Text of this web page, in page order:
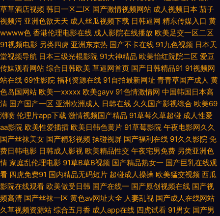
爽 人人操人人摸超碰 国产福利不卡 九一黑丝精品 亚洲乱乱少妇后入 伊人久
久免费 91亚洲精华 91免费网观看 香蕉视频污黄色 少妇久久5151 丝袜足交影
院 日韩淫色网 男人国产精品自拍 九一传媒在线看 国产TS 日本日逼 日本欧
洲不卡 欧美人妖 午夜性国产 91免费视频黑丝 导航福利大全 大香蕉精品伊人
91爱爱网站 日韩av首页 国产福利不卡 午夜传媒福利 AVTT色图 99热这里是
精品 白丝足交自慰 豆花官网免费入口 亚洲一区97色 AV男人 岛国福利导航
国产瑟瑟在线 日韩无码三级 午夜少妇码 微拍福利11 成人A网 黄网址在线看
日韩色图网 婷婷网天堂网 三级AV免费 少妇人妻超碰在线 偷拍色图亚洲 白丝
精品被操 肏屄一区二区三 91视频快捷 51露脸熟女 无码人妻五五 91激情双飞
草草酒店视频 韩日一区二区 国产激情视频网站 成人视频日本 茄子
视频污 亚洲色欲天天 成人丝瓜视频下载 日韩逼网 精东传媒入口 黄
wwww色 香港伦理电影在线 成人影院在线播放 欧美足交一区二区
91视频电影 另类四虎 亚洲东京热 国产不卡在线 91九色视频 日本天
堂视频导航 日本三级光棍影院 91大神精品 欧美怡红院院二区 爱豆
传媒观看网站 综合日韩欧美 草逼网首页 国产日韩精品91 91视频网
站在线 69性影院 福利资源在线 91自拍最新网址 青青草国产成人 黄
色岛国网站 欧美一xxxxx 欧美gayv 91色情激情网 中国韩国日本高
清 国产国产一区 亚洲欧洲成人 日韩在线 久久国产影视综合 欧美69
潮喷 伦理片app下载 激情视频国产精品 91草莓久草超碰 成人性爱
aa影院 欧美性爱插插 欧美日韩色黄片 91草莓影院 午夜电影网久久
国产丝袜美女 国产精彩视频 操碰视屏 国产福利在线 91久久影院 免
费日韩电影 日韩成人影视 欧美精品性交 午夜宅男免费 另类亚洲色
情 家庭乱伦理电影 91草B草B视频 国产精品熟女一 国产巨乳在线观
看 四虎免费91 国内精品无码短片 超碰成人操操 欧美猛交视频 西瓜
影院在线观看 欧美做受日韩 国产在线一 国产原创视频在线 国产视
频高清 国产丝袜一区 黄色av网址大全 人妻乱视 国产成人在线网站
久草视频资源站 综合五月香 成人app在线 四虎试看 91男女 国产男